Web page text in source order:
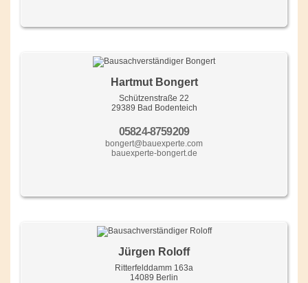
Hartmut Bongert
Schützenstraße 22
29389 Bad Bodenteich
05824-8759209
bongert@bauexperte.com
bauexperte-bongert.de
Jürgen Roloff
Ritterfelddamm 163a
14089 Berlin